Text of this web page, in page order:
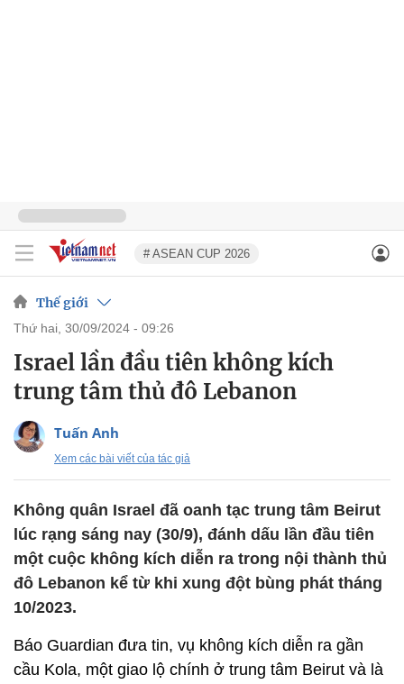
# ASEAN CUP 2026
Thế giới
thứ hai, 30/09/2024 - 09:26
Israel lần đầu tiên không kích
trung tâm thủ đô Lebanon
Tuấn Anh
Xem các bài viết của tác giả
Không quân Israel đã oanh tạc trung tâm Beirut
lúc rạng sáng nay (30/9), đánh dấu lần đầu tiên
một cuộc không kích diễn ra trong nội thành thủ
đô Lebanon kể từ khi xung đột bùng phát tháng
10/2023.
Báo Guardian đưa tin, vụ không kích diễn ra gần
cầu Kola, một giao lộ chính ở trung tâm Beirut và là